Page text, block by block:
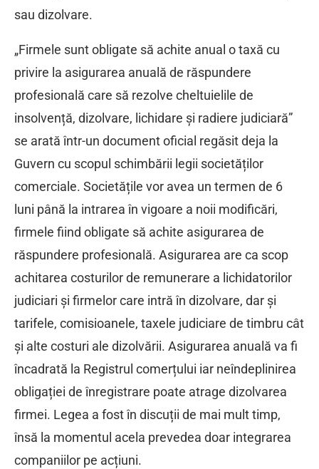
sau dizolvare.
„Firmele sunt obligate să achite anual o taxă cu
privire la asigurarea anuală de răspundere
profesională care să rezolve cheltuielile de
insolvență, dizolvare, lichidare și radiere judiciară”
se arată într-un document oficial regăsit deja la
Guvern cu scopul schimbării legii societăților
comerciale. Societățile vor avea un termen de 6
luni până la intrarea în vigoare a noii modificări,
firmele fiind obligate să achite asigurarea de
răspundere profesională. Asigurarea are ca scop
achitarea costurilor de remunerare a lichidatorilor
judiciari și firmelor care intră în dizolvare, dar și
tarifele, comisioanele, taxele judiciare de timbru cât
și alte costuri ale dizolvării. Asigurarea anuală va fi
încadrată la Registrul comerțului iar neîndeplinirea
obligației de înregistrare poate atrage dizolvarea
firmei. Legea a fost în discuții de mai mult timp,
însă la momentul acela prevedea doar integrarea
companiilor pe acțiuni.